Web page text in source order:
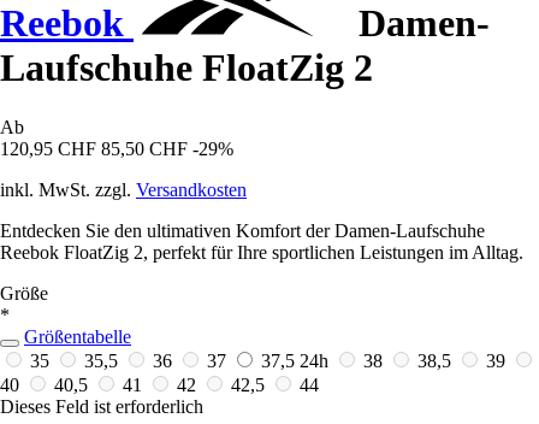
Reebok
Damen-
Laufschuhe FloatZig 2
Ab
120,95 CHF 85,50 CHF -29%
inkl. MwSt. zzgl. Versandkosten
Entdecken Sie den ultimativen Komfort der Damen-Laufschuhe
Reebok FloatZig 2, perfekt für Ihre sportlichen Leistungen im Alltag.
Größe
*
Größentabelle
35
35,5 36 37 37,5 24h 38 38,5
39
40
40,5 41 42 42,5
44
Dieses Feld ist erforderlich